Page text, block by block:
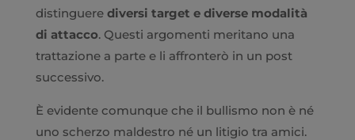
distinguere diversi target e diverse modalità
di attacco. Questi argomenti meritano una
trattazione a parte e li affronterò in un post
successivo.
È evidente comunque che il bullismo non è né
uno scherzo maldestro né un litigio tra amici.